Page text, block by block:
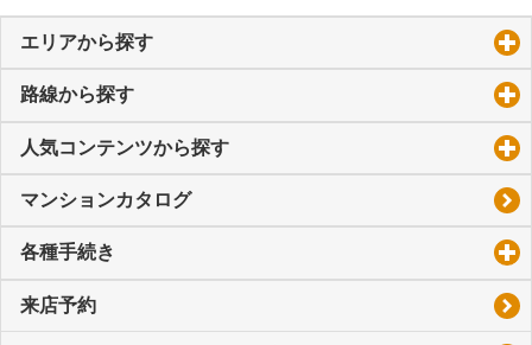
エリアから探す
路線から探す
人気コンテンツから探す
マンションカタログ
各種手続き
来店予約